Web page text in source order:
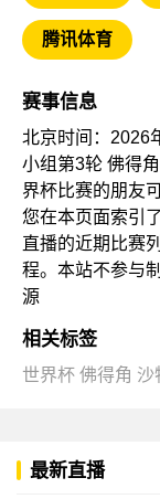
腾讯体育
赛事信息
北京时间：2026
小组第3轮 佛得
界杯比赛的朋友
您在本页面索引
直播的近期比赛
程。本站不参与
源
相关标签
世界杯 佛得角 沙
最新直播